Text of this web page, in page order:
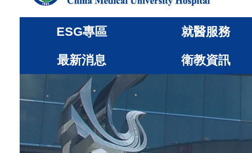
ESG專區 就醫服務
最新消息 衛教資訊